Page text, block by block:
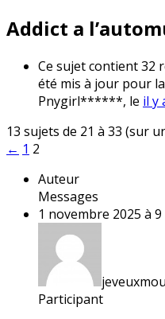
Addict a
Ce sujet contient 32
été mis à jour pour
Pnygirl******, le il y
13 sujets de 21 à 33 (sur
← 1 2
Auteur
Messages
1 novembre 2025 à
Participant